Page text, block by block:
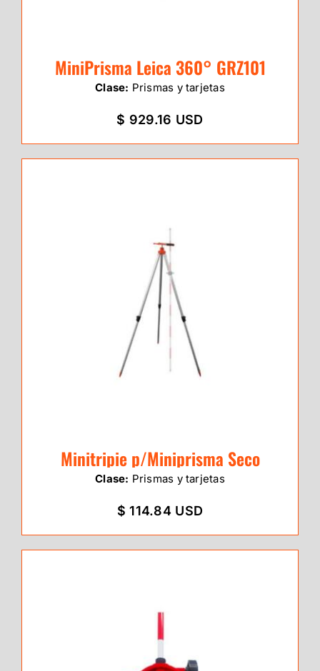
MiniPrisma Leica 360° GRZ101
Clase: Prismas y tarjetas
$ 929.16 USD
Minitripie p/Miniprisma Seco
Clase: Prismas y tarjetas
$ 114.84 USD